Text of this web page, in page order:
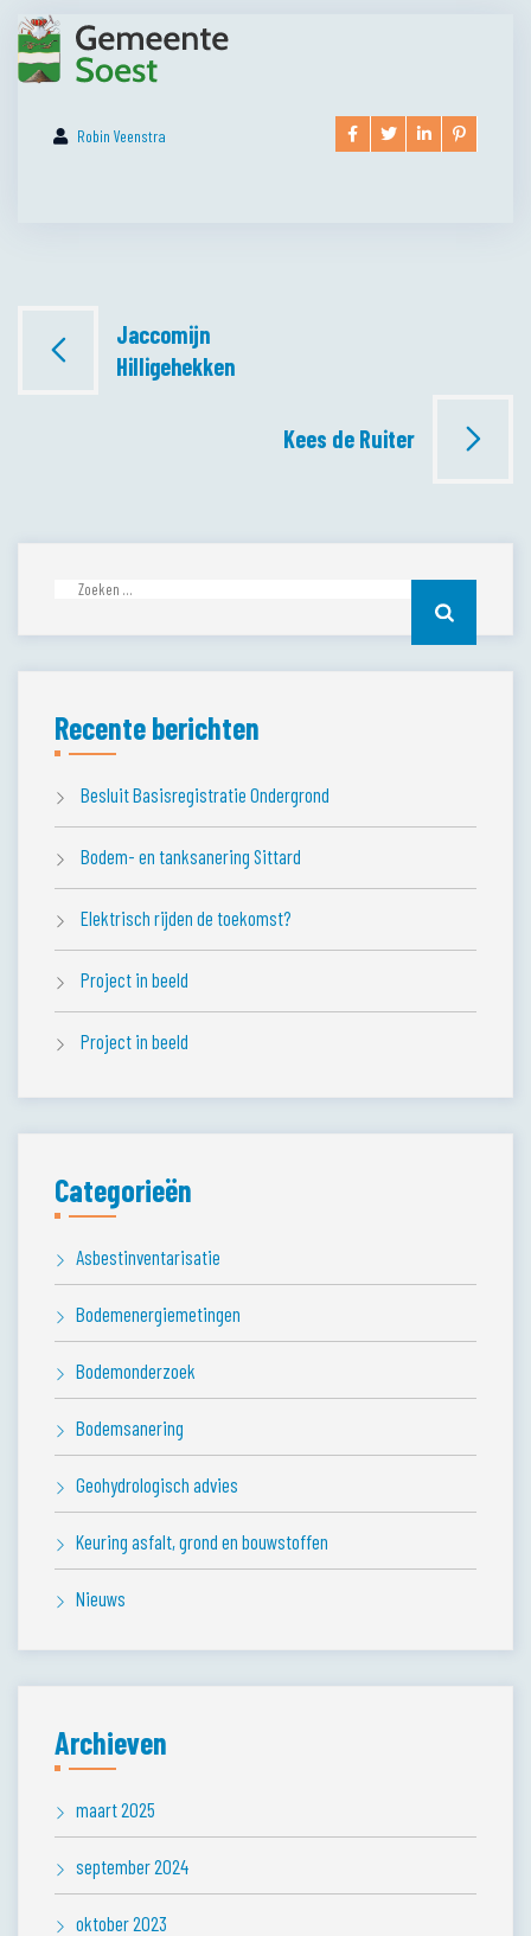
Robin Veenstra
Bericht
navigatie
Jaccomijn
Hilligehekken
Kees de Ruiter
Zoeken
Recente berichten
Besluit Basisregistratie Ondergrond
Bodem- en tanksanering Sittard
Elektrisch rijden de toekomst?
Project in beeld
Project in beeld
Categorieën
Asbestinventarisatie
Bodemenergiemetingen
Bodemonderzoek
Bodemsanering
Geohydrologisch advies
Keuring asfalt, grond en bouwstoffen
Nieuws
Archieven
maart 2025
september 2024
oktober 2023